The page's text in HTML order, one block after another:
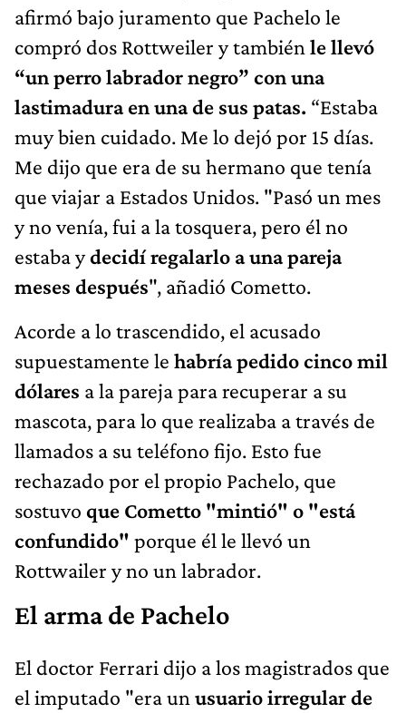
afirmó bajo juramento que Pachelo le
compró dos Rottweiler y también le llevó
“un perro labrador negro” con una
lastimadura en una de sus patas. “Estaba
muy bien cuidado. Me lo dejó por 15 días.
Me dijo que era de su hermano que tenía
que viajar a Estados Unidos. "Pasó un mes
y no venía, fui a la tosquera, pero él no
estaba ydecidí regalarlo a una pareja
meses después", añadió Cometto.
Acorde a lo trascendido, el acusado
supuestamente le habría pedido cinco mil
dólares a la pareja para recuperar a su
mascota, para lo que realizaba a través de
llamados a su teléfono fijo. Esto fue
rechazado por el propio Pachelo, que
sostuvo que Cometto "mintió" o "está
confundido" porque él le llevó un
Rottwailer y no un labrador.
El arma de Pachelo
El doctor Ferrari dijo a los magistrados que
el imputado "era un usuario irregular de